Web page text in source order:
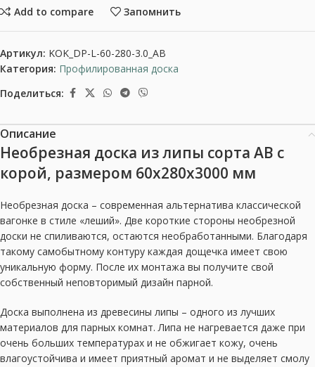
Add to compare Запомнить
Артикул: KOK_DP-L-60-280-3.0_AB
Категория: Профилированная доска
Поделиться:
Описание
Необрезная доска из липы сорта АВ с
корой, размером 60x280x3000 мм
Необрезная доска – современная альтернатива классической
вагонке в стиле «леший». Две короткие стороны необрезной
доски не спиливаются, остаются необработанными. Благодаря
такому самобытному контуру каждая дощечка имеет свою
уникальную форму. После их монтажа вы получите свой
собственный неповторимый дизайн парной.
Доска выполнена из древесины липы – одного из лучших
материалов для парных комнат. Липа не нагревается даже при
очень больших температурах и не обжигает кожу, очень
влагоустойчива и имеет приятный аромат и не выделяет смолу